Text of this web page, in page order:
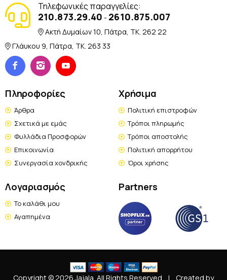
Τηλεφωνικές παραγγελίες:
210.873.29.40 - 2610.875.007
Ακτή Δυμαίων 10, Πάτρα, TK. 262 22
Γλάυκου 9, Πάτρα, TK. 263 33
Πληροφορίες
Άρθρα
Σχετικά με εμάς
Φυλλάδια Προσφορών
Επικοινωνία
Συνεργασία χονδρικής
Χρήσιμα
Πολιτική επιστροφών
Τρόποι πληρωμής
Τρόποι αποστολής
Πολιτική απορρήτου
Όροι χρήσης
Λογαριασμός
Το καλάθι μου
Αγαπημένα
Partners
Copyright © 2026 Jajala. All Rights Reserved | Created by